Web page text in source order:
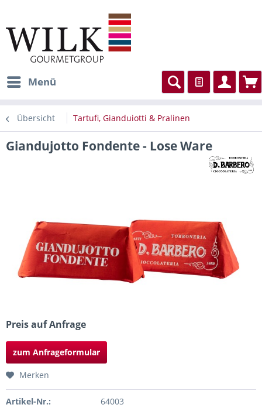
Menü
Übersicht Tartufi, Gianduiotti & Pralinen
Giandujotto Fondente - Lose Ware
Preis auf Anfrage
zum Anfrageformular
Merken
Artikel-Nr.:
64003